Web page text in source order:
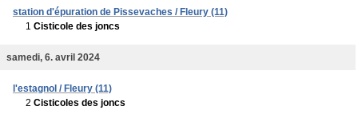
station d'épuration de Pissevaches / Fleury (11)
1 Cisticole des joncs
samedi, 6. avril 2024
l'estagnol / Fleury (11)
2 Cisticoles des joncs